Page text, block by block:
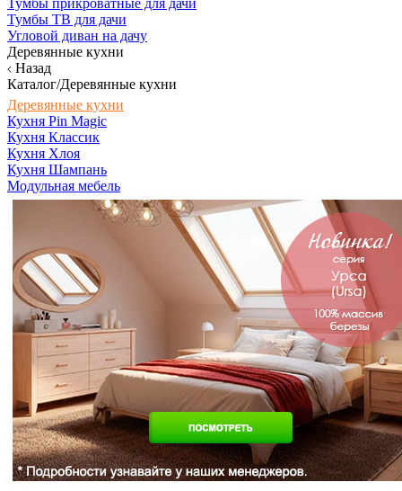
Тумбы прикроватные для дачи
Тумбы ТВ для дачи
Угловой диван на дачу
Деревянные кухни
Назад
Каталог/Деревянные кухни
Деревянные кухни
Кухня Pin Magic
Кухня Классик
Кухня Хлоя
Кухня Шампань
Модульная мебель